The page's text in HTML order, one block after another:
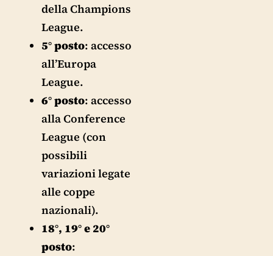
della Champions
League.
5° posto: accesso
all’Europa
League.
6° posto: accesso
alla Conference
League (con
possibili
variazioni legate
alle coppe
nazionali).
18°, 19° e 20°
posto: